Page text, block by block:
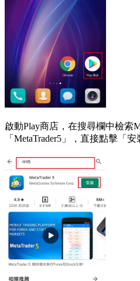
啟動Play商店，在搜尋欄中檢索
「MetaTrader5」，直接點擊「